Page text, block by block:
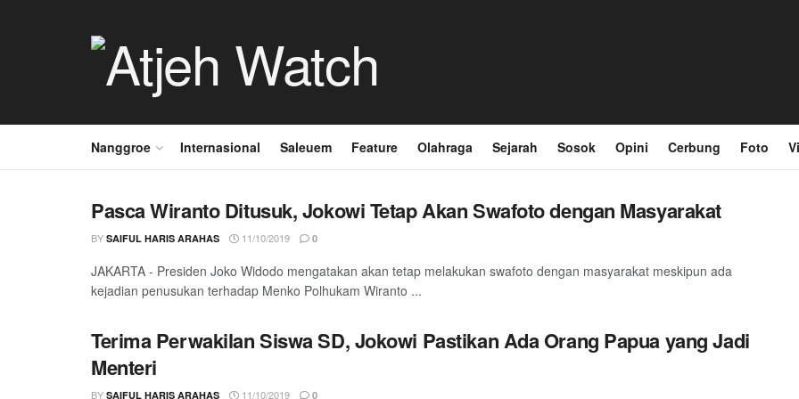
Nanggroe Internasional Saleuem Feature Olahraga Sejarah Sosok Opini Cerbung Foto
Pasca Wiranto Ditusuk, Jokowi Tetap Akan Swafoto dengan Masyarakat
BY SAIFUL HARIS ARAHAS 11/10/2019 0
JAKARTA - Presiden Joko Widodo mengatakan akan tetap melakukan swafoto dengan masyarakat meskipun ada
kejadian penusukan terhadap Menko Polhukam Wiranto ...
Terima Perwakilan Siswa SD, Jokowi Pastikan Ada Orang Papua yang Jadi
Menteri
BY SAIFUL HARIS ARAHAS 11/10/2019 0